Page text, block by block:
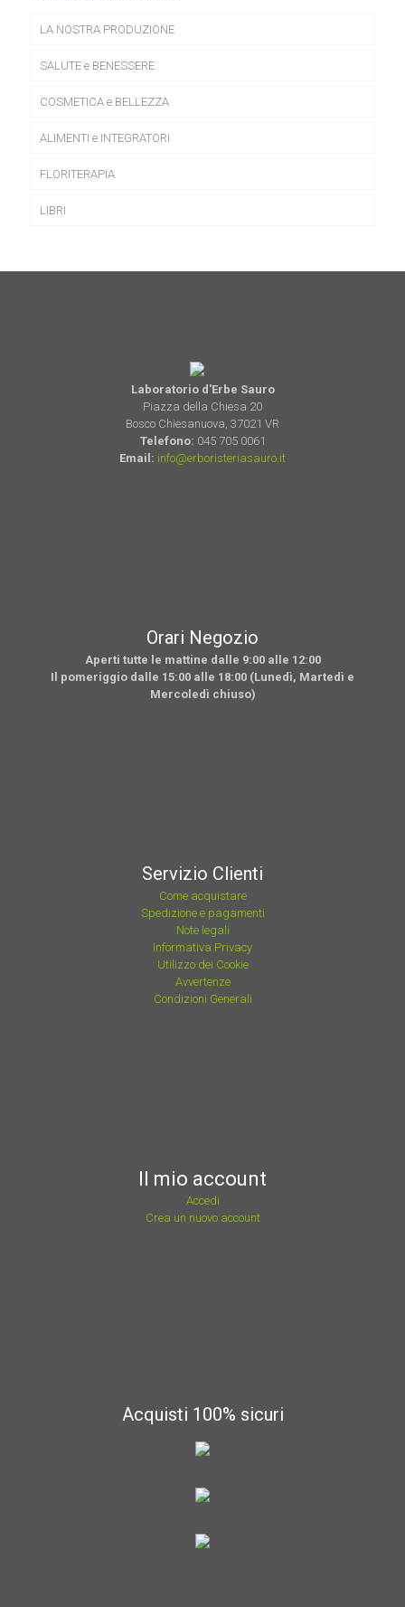
LA NOSTRA PRODUZIONE
SALUTE e BENESSERE
COSMETICA e BELLEZZA
ALIMENTI e INTEGRATORI
FLORITERAPIA
LIBRI
Laboratorio d'Erbe Sauro
Piazza della Chiesa 20
Bosco Chiesanuova, 37021 VR
Telefono: 045 705 0061
Email: info@erboristeriasauro.it
Orari Negozio
Aperti tutte le mattine dalle 9:00 alle 12:00
Il pomeriggio dalle 15:00 alle 18:00 (Lunedì, Martedì e
Mercoledì chiuso)
Servizio Clienti
Come acquistare
Spedizione e pagamenti
Note legali
Informativa Privacy
Utilizzo dei Cookie
Avvertenze
Condizioni Generali
Il mio account
Accedi
Crea un nuovo account
Acquisti 100% sicuri